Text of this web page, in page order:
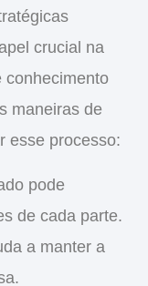
crucial na
conhecimento
maneiras de
esse processo:
pode
de cada parte.
a manter a